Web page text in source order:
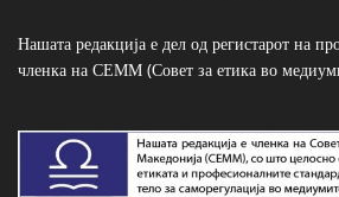
Нашата редакција е дел од регистарот на
членка на СЕММ (Совет за етика во